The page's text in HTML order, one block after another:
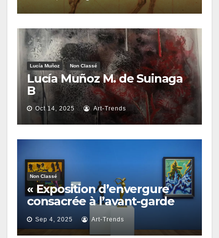
Lucía Muñoz Non Classé
Lucía Muñoz M. de Suinaga
B
Oct 14, 2025 Art-Trends
Non Classé
« Exposition d’envergure
consacrée à l’avant-garde
allemande à l’occasion d’un
don / Museum Wiesbaden »
Sep 4, 2025 Art-Trends